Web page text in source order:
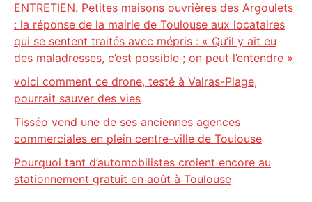
ENTRETIEN. Petites maisons ouvrières des Argoulets
: la réponse de la mairie de Toulouse aux locataires
qui se sentent traités avec mépris : « Qu’il y ait eu
des maladresses, c’est possible ; on peut l’entendre »
voici comment ce drone, testé à Valras-Plage,
pourrait sauver des vies
Tisséo vend une de ses anciennes agences
commerciales en plein centre-ville de Toulouse
Pourquoi tant d’automobilistes croient encore au
stationnement gratuit en août à Toulouse